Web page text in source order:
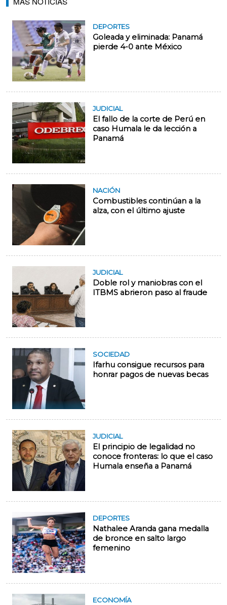
DEPORTES
Goleada y eliminada: Panamá
pierde 4-0 ante México
JUDICIAL
El fallo de la corte de Perú en
caso Humala le da lección a
Panamá
NACIÓN
Combustibles continúan a la
alza, con el último ajuste
JUDICIAL
Doble rol y maniobras con el
ITBMS abrieron paso al fraude
SOCIEDAD
Ifarhu consigue recursos para
honrar pagos de nuevas becas
JUDICIAL
El principio de legalidad no
conoce fronteras: lo que el caso
Humala enseña a Panamá
DEPORTES
Nathalee Aranda gana medalla
de bronce en salto largo
femenino
ECONOMÍA